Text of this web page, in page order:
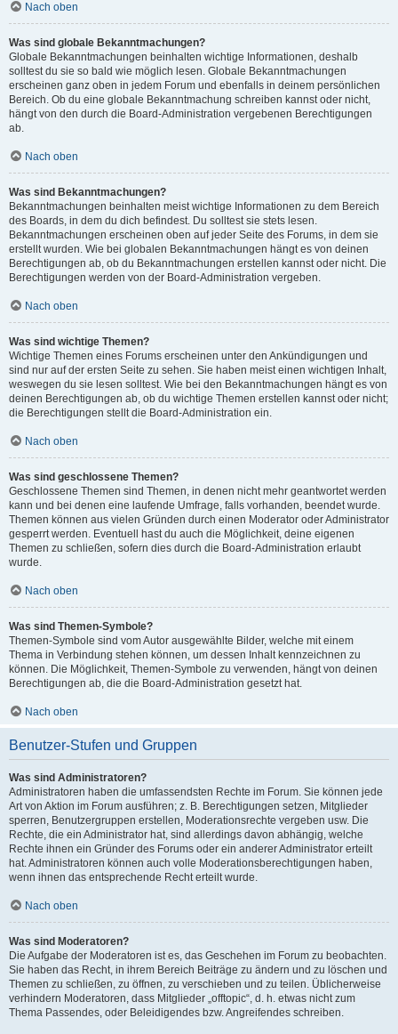
Nach oben
Was sind globale Bekanntmachungen?
Globale Bekanntmachungen beinhalten wichtige Informationen, deshalb
solltest du sie so bald wie möglich lesen. Globale Bekanntmachungen
erscheinen ganz oben in jedem Forum und ebenfalls in deinem persönlichen
Bereich. Ob du eine globale Bekanntmachung schreiben kannst oder nicht,
hängt von den durch die Board-Administration vergebenen Berechtigungen
ab.
Nach oben
Was sind Bekanntmachungen?
Bekanntmachungen beinhalten meist wichtige Informationen zu dem Bereich
des Boards, in dem du dich befindest. Du solltest sie stets lesen.
Bekanntmachungen erscheinen oben auf jeder Seite des Forums, in dem sie
erstellt wurden. Wie bei globalen Bekanntmachungen hängt es von deinen
Berechtigungen ab, ob du Bekanntmachungen erstellen kannst oder nicht. Die
Berechtigungen werden von der Board-Administration vergeben.
Nach oben
Was sind wichtige Themen?
Wichtige Themen eines Forums erscheinen unter den Ankündigungen und
sind nur auf der ersten Seite zu sehen. Sie haben meist einen wichtigen Inhalt,
weswegen du sie lesen solltest. Wie bei den Bekanntmachungen hängt es von
deinen Berechtigungen ab, ob du wichtige Themen erstellen kannst oder nicht;
die Berechtigungen stellt die Board-Administration ein.
Nach oben
Was sind geschlossene Themen?
Geschlossene Themen sind Themen, in denen nicht mehr geantwortet werden
kann und bei denen eine laufende Umfrage, falls vorhanden, beendet wurde.
Themen können aus vielen Gründen durch einen Moderator oder Administrator
gesperrt werden. Eventuell hast du auch die Möglichkeit, deine eigenen
Themen zu schließen, sofern dies durch die Board-Administration erlaubt
wurde.
Nach oben
Was sind Themen-Symbole?
Themen-Symbole sind vom Autor ausgewählte Bilder, welche mit einem
Thema in Verbindung stehen können, um dessen Inhalt kennzeichnen zu
können. Die Möglichkeit, Themen-Symbole zu verwenden, hängt von deinen
Berechtigungen ab, die die Board-Administration gesetzt hat.
Nach oben
Benutzer-Stufen und Gruppen
Was sind Administratoren?
Administratoren haben die umfassendsten Rechte im Forum. Sie können jede
Art von Aktion im Forum ausführen; z. B. Berechtigungen setzen, Mitglieder
sperren, Benutzergruppen erstellen, Moderationsrechte vergeben usw. Die
Rechte, die ein Administrator hat, sind allerdings davon abhängig, welche
Rechte ihnen ein Gründer des Forums oder ein anderer Administrator erteilt
hat. Administratoren können auch volle Moderationsberechtigungen haben,
wenn ihnen das entsprechende Recht erteilt wurde.
Nach oben
Was sind Moderatoren?
Die Aufgabe der Moderatoren ist es, das Geschehen im Forum zu beobachten.
Sie haben das Recht, in ihrem Bereich Beiträge zu ändern und zu löschen und
Themen zu schließen, zu öffnen, zu verschieben und zu teilen. Üblicherweise
verhindern Moderatoren, dass Mitglieder „offtopic“, d. h. etwas nicht zum
Thema Passendes, oder Beleidigendes bzw. Angreifendes schreiben.